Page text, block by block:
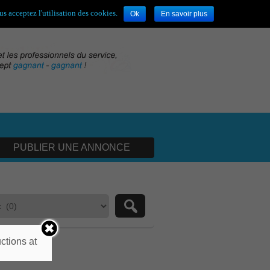
visiteur ![S'enregistrer|Connexion
PUBLIER UNE ANNONCE
acceptez l'utilisation des cookies. Ok En savoir plus
at